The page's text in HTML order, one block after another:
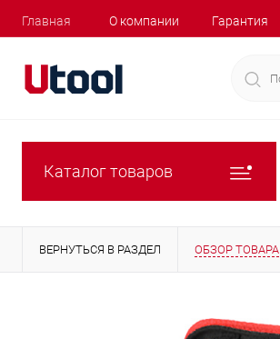
Главная О компании Гарантия
Каталог товаров
ВЕРНУТЬСЯ В РАЗДЕЛ ОБЗОР ТОВАРА